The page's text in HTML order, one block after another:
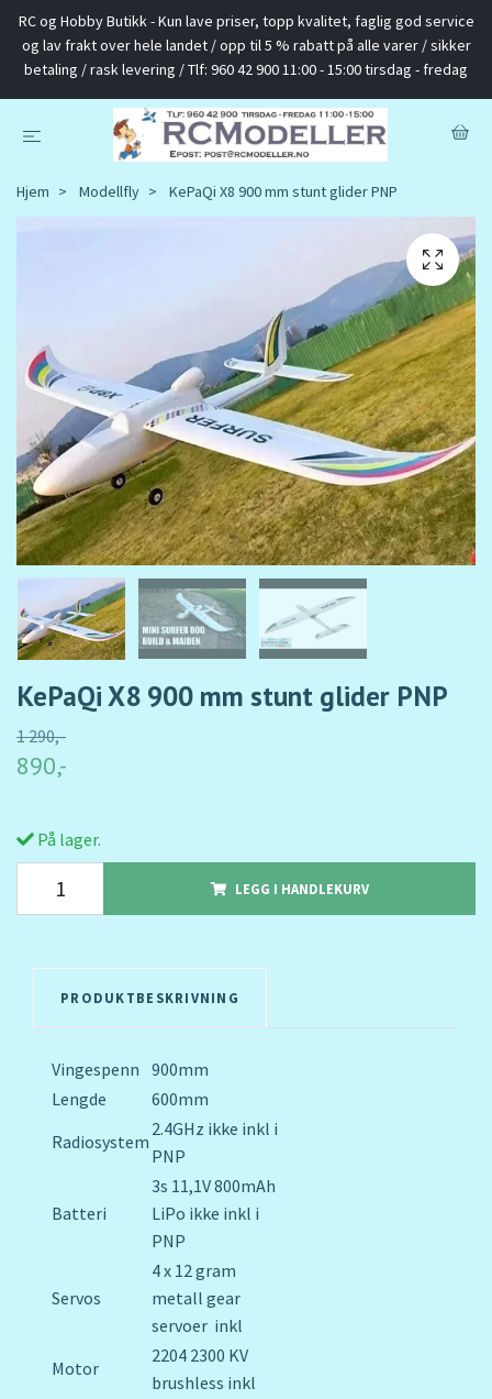
RC og Hobby Butikk - Kun lave priser, topp kvalitet, faglig god service
og lav frakt over hele landet / opp til 5 % rabatt på alle varer / sikker
betaling / rask levering / Tlf: 960 42 900 11:00 - 15:00 tirsdag - fredag
Hjem Modellfly KePaQi X8 900 mm stunt glider PNP
KePaQi X8 900 mm stunt glider PNP
1 290,-
890,-
På lager.
LEGG I HANDLEKURV
PRODUKTBESKRIVNING
Vingespenn 900mm
Lengde
600mm
Radiosystem
2.4GHz ikke inkl i
PNP
Batteri
3s 11,1V 800mAh
LiPo ikke inkl i
PNP
Servos
4 x 12 gram
metall gear
servoer inkl
Motor
2204 2300 KV
brushless inkl